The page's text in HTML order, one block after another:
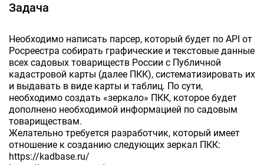
Задача
Необходимо написать парсер, который будет по API от
Росреестра собирать графические и текстовые данные
всех садовых товариществ России с Публичной
кадастровой карты (далее ПКК), систематизировать их
и выдавать в виде карты и таблиц. По сути,
необходимо создать «зеркало» ПКК, которое будет
дополнено необходимой информацией по садовым
товариществам.
Желательно требуется разработчик, который имеет
отношение к созданию следующих зеркал ПКК:
https://kadbase.ru/